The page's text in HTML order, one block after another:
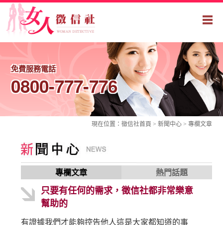
免費服務電話
0800-777-776
現在位置： 徵信社首頁 > 新聞中心 > 專欄文章
專欄文章 熱門話題
只要有任何的需求，徵信社都非常樂意
幫助的
有證據我們才能夠控告他人這是大家都知道的事